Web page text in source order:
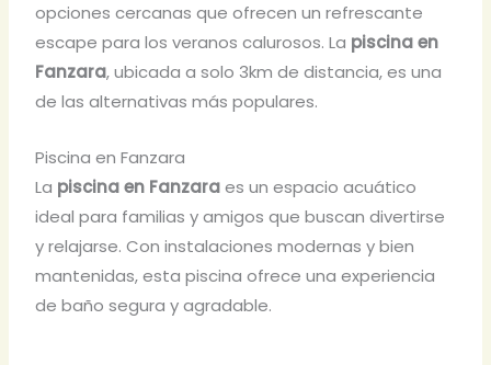
opciones cercanas que ofrecen un refrescante
escape para los veranos calurosos. La piscina en
Fanzara, ubicada a solo 3km de distancia, es una
de las alternativas más populares.
Piscina en Fanzara
La piscina en Fanzaraes un espacio acuático
ideal para familias y amigos que buscan divertirse
y relajarse. Con instalaciones modernas y bien
mantenidas, esta piscina ofrece una experiencia
de baño segura y agradable.